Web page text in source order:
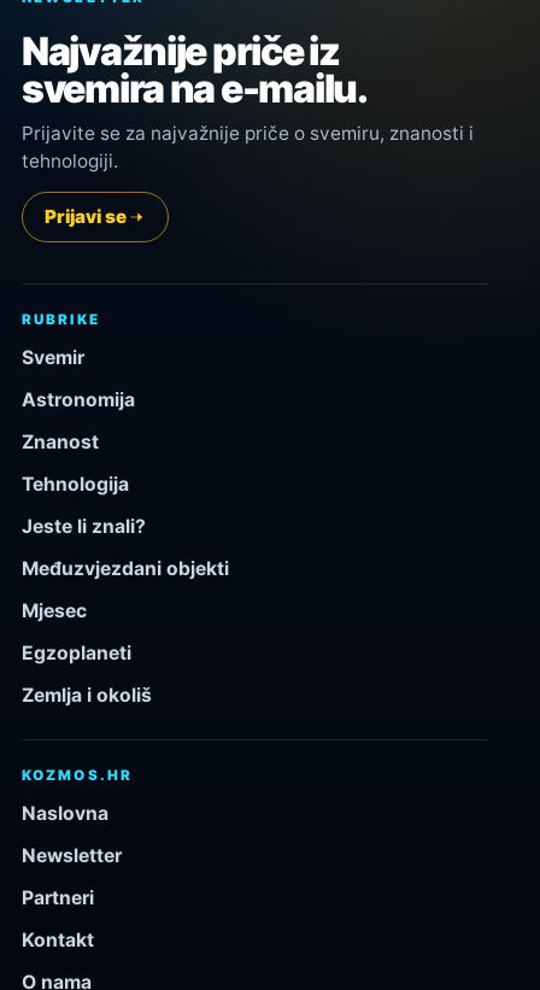
Najvažnije priče iz
svemira na e-mailu.
Prijavite se za najvažnije priče o svemiru, znanosti i
tehnologiji.
Prijavi se
RUBRIKE
Svemir
Astronomija
Znanost
Tehnologija
Jeste li znali?
Međuzvjezdani objekti
Mjesec
Egzoplaneti
Zemlja i okoliš
KOZMOS.HR
Naslovna
Newsletter
Partneri
Kontakt
O nama